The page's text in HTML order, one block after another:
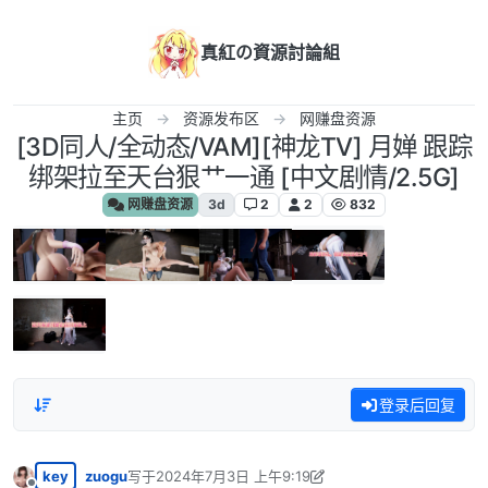
真紅の資源討論組
主页 资源发布区 网赚盘资源
[3D同人/全动态/VAM][神龙TV] 月婵 跟踪
绑架拉至天台狠艹一通 [中文剧情/2.5G]
网赚盘资源 3d 2 2 832
登录后回复
key zuogu写于2024年7月3日 上午9:19